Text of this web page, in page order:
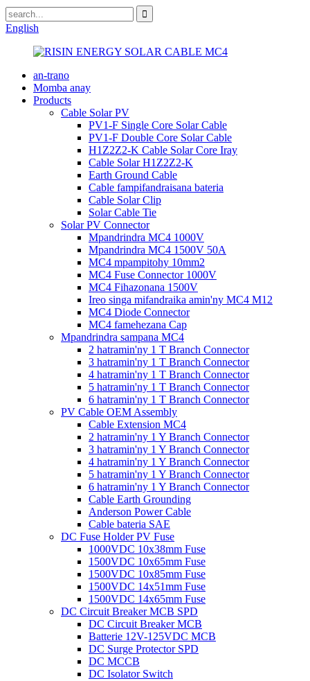
English
an-trano
Momba anay
Products
Cable Solar PV
PV1-F Single Core Solar Cable
PV1-F Double Core Solar Cable
H1Z2Z2-K Cable Solar Core Iray
Cable Solar H1Z2Z2-K
Earth Ground Cable
Cable fampifandraisana bateria
Cable Solar Clip
Solar Cable Tie
Solar PV Connector
Mpandrindra MC4 1000V
Mpandrindra MC4 1500V 50A
MC4 mpampitohy 10mm2
MC4 Fuse Connector 1000V
MC4 Fihazonana 1500V
Ireo singa mifandraika amin'ny MC4 M12
MC4 Diode Connector
MC4 famehezana Cap
Mpandrindra sampana MC4
2 hatramin'ny 1 T Branch Connector
3 hatramin'ny 1 T Branch Connector
4 hatramin'ny 1 T Branch Connector
5 hatramin'ny 1 T Branch Connector
6 hatramin'ny 1 T Branch Connector
PV Cable OEM Assembly
Cable Extension MC4
2 hatramin'ny 1 Y Branch Connector
3 hatramin'ny 1 Y Branch Connector
4 hatramin'ny 1 Y Branch Connector
5 hatramin'ny 1 Y Branch Connector
6 hatramin'ny 1 Y Branch Connector
Cable Earth Grounding
Anderson Power Cable
Cable bateria SAE
DC Fuse Holder PV Fuse
1000VDC 10x38mm Fuse
1500VDC 10x65mm Fuse
1500VDC 10x85mm Fuse
1500VDC 14x51mm Fuse
1500VDC 14x65mm Fuse
DC Circuit Breaker MCB SPD
DC Circuit Breaker MCB
Batterie 12V-125VDC MCB
DC Surge Protector SPD
DC MCCB
DC Isolator Switch